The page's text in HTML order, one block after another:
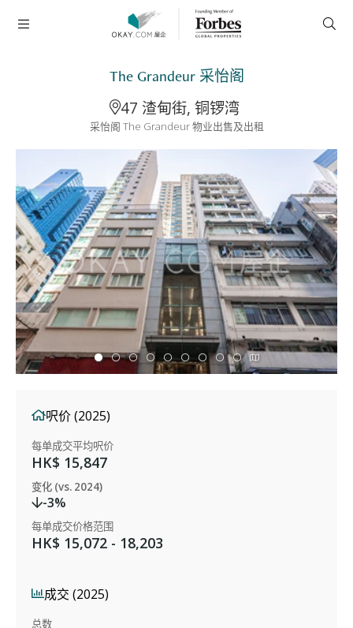
The Grandeur 采怡阁
47 渣甸街, 铜锣湾
采怡阁 The Grandeur 物业出售及出租
呎价 (2025)
每单成交平均呎价
HK$ 15,847
变化 (vs. 2024)
-3%
每单成交价格范围
HK$ 15,072 - 18,203
成交 (2025)
总数